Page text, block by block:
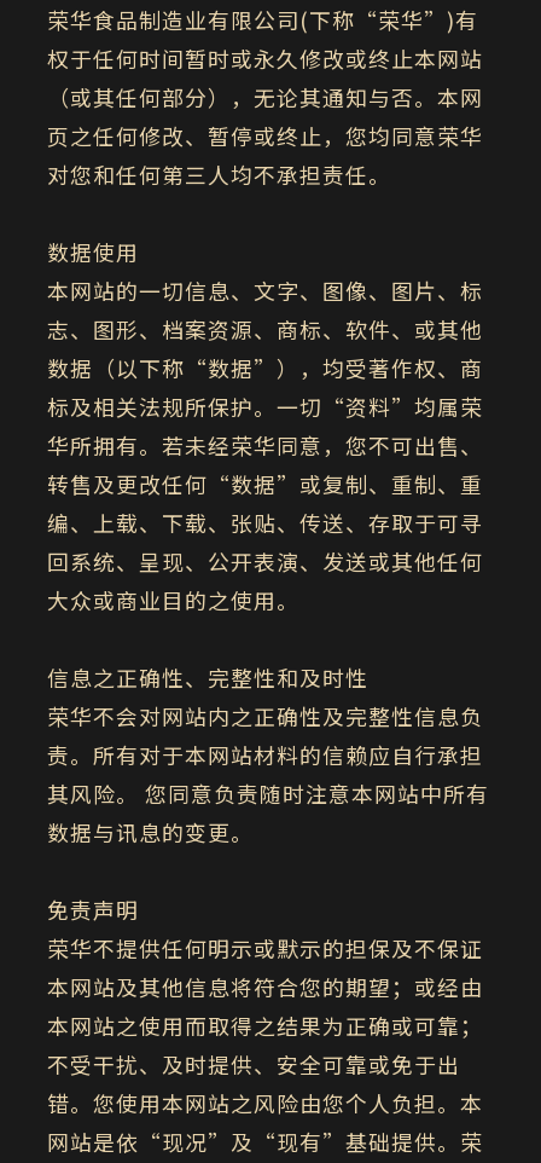
荣华食品制造业有限公司(下称“荣华”)有
权于任何时间暂时或永久修改或终止本网站
（或其任何部分），无论其通知与否。本网
页之任何修改、暂停或终止，您均同意荣华
对您和任何第三人均不承担责任。
数据使用
本网站的一切信息、文字、图像、图片、标
志、图形、档案资源、商标、软件、或其他
数据（以下称“数据”），均受著作权、商
标及相关法规所保护。一切“资料”均属荣
华所拥有。若未经荣华同意，您不可出售、
转售及更改任何“数据”或复制、重制、重
编、上载、下载、张贴、传送、存取于可寻
回系统、呈现、公开表演、发送或其他任何
大众或商业目的之使用。
信息之正确性、完整性和及时性
荣华不会对网站内之正确性及完整性信息负
责。所有对于本网站材料的信赖应自行承担
其风险。 您同意负责随时注意本网站中所有
数据与讯息的变更。
免责声明
荣华不提供任何明示或默示的担保及不保证
本网站及其他信息将符合您的期望；或经由
本网站之使用而取得之结果为正确或可靠；
不受干扰、及时提供、安全可靠或免于出
错。您使用本网站之风险由您个人负担。本
网站是依“现况”及“现有”基础提供。荣